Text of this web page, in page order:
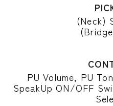
(Neck)
PU Volume, PU
SpeakUp ON/OFF